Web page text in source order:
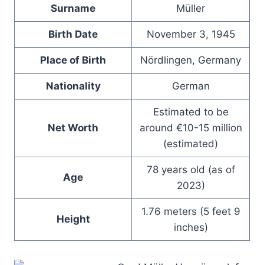
Surname Müller
Birth Date November 3, 1945
Place of Birth Nördlingen, Germany
Nationality German
Net Worth
Estimated to be
around €10-15 million
(estimated)
Age
78 years old (as of
2023)
Height
1.76 meters (5 feet 9
inches)